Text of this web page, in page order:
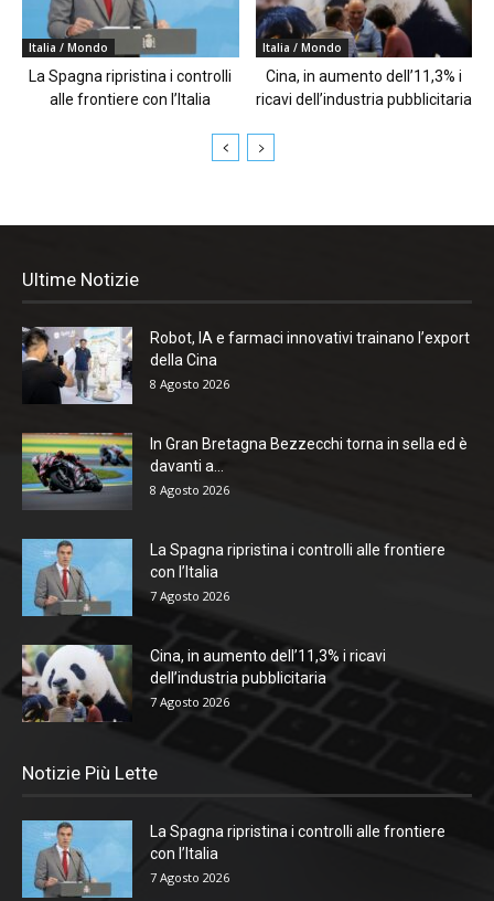
Italia / Mondo
La Spagna ripristina i controlli
alle frontiere con l’Italia
Italia / Mondo
Cina, in aumento dell’11,3% i
ricavi dell’industria pubblicitaria
Ultime Notizie
Robot, IA e farmaci innovativi trainano l’export
della Cina
8 Agosto 2026
In Gran Bretagna Bezzecchi torna in sella ed è
davanti a...
8 Agosto 2026
La Spagna ripristina i controlli alle frontiere
con l’Italia
7 Agosto 2026
Cina, in aumento dell’11,3% i ricavi
dell’industria pubblicitaria
7 Agosto 2026
Notizie Più Lette
La Spagna ripristina i controlli alle frontiere
con l’Italia
7 Agosto 2026